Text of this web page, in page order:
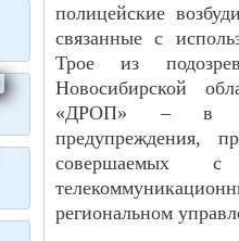
полицейские
связанные с
Трое из
Новосибирской
«ДРОП» – в
предупреждения,
совершаемых с
региональном